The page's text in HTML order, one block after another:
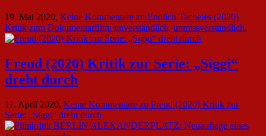
19. Mai 2020, Keine Kommentare zu Endlich Tacheles (2020)
Kritik zum Dokumentarfilm: unverständlich, unmissverständlich.
Freud (2020) Kritik zur Serie: „Siggi“
dreht durch
11. April 2020, Keine Kommentare zu Freud (2020) Kritik zur
Serie: „Siggi“ dreht durch